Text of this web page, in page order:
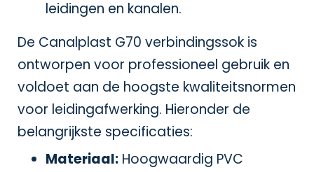
leidingen en kanalen.
De Canalplast G70 verbindingssok is
ontworpen voor professioneel gebruik en
voldoet aan de hoogste kwaliteitsnormen
voor leidingafwerking. Hieronder de
belangrijkste specificaties:
Materiaal: Hoogwaardig PVC